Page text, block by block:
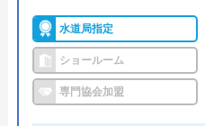
アークホーム の基本
運営会社 ア―クホ
水道局指定
ショールーム
専門協会加盟